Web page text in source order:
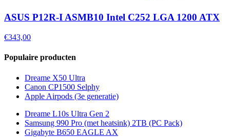
ASUS P12R-I ASMB10 Intel C252 LGA 1200 ATX
€343,00
Populaire producten
Dreame X50 Ultra
Canon CP1500 Selphy
Apple Airpods (3e generatie)
Dreame L10s Ultra Gen 2
Samsung 990 Pro (met heatsink) 2TB (PC Pack)
Gigabyte B650 EAGLE AX